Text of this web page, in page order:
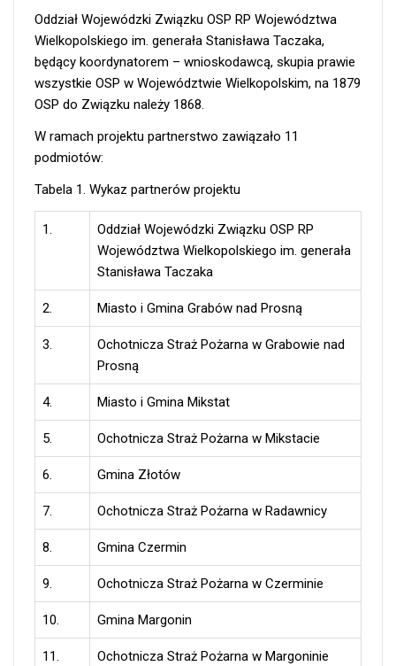
Oddział Wojewódzki Związku OSP RP Województwa
Wielkopolskiego im. generała Stanisława Taczaka,
będący koordynatorem – wnioskodawcą, skupia prawie
wszystkie OSP w Województwie Wielkopolskim, na 1879
OSP do Związku należy 1868.
W ramach projektu partnerstwo zawiązało 11
podmiotów:
Tabela 1. Wykaz partnerów projektu
1.
Oddział Wojewódzki Związku OSP RP
Województwa Wielkopolskiego im. generała
Stanisława Taczaka
2. Miasto i Gmina Grabów nad Prosną
3.
Ochotnicza Straż Pożarna w Grabowie nad
Prosną
4. Miasto i Gmina Mikstat
5. Ochotnicza Straż Pożarna w Mikstacie
6. Gmina Złotów
7. Ochotnicza Straż Pożarna w Radawnicy
8. Gmina Czermin
9. Ochotnicza Straż Pożarna w Czerminie
10. Gmina Margonin
11. Ochotnicza Straż Pożarna w Margoninie